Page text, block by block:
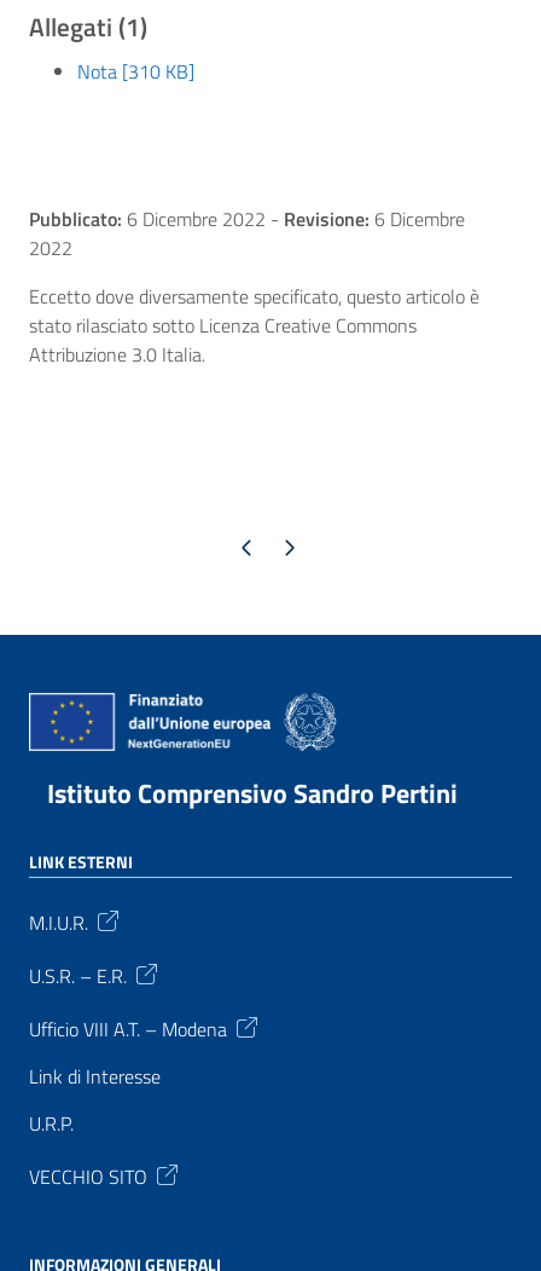
Allegati (1)
Nota [310 KB]
Pubblicato: 6 Dicembre 2022 - Revisione: 6 Dicembre
2022
Eccetto dove diversamente specificato, questo articolo è
stato rilasciato sotto Licenza Creative Commons
Attribuzione 3.0 Italia.
Pagina precedente
Pagina successiva
Istituto Comprensivo Sandro Pertini
LINK ESTERNI
M.I.U.R.
U.S.R. – E.R.
Ufficio VIII A.T. – Modena
Link di Interesse
U.R.P.
VECCHIO SITO
INFORMAZIONI GENERALI